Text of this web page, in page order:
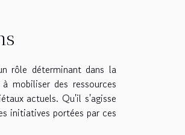
rôle déterminant dans la
mobiliser des ressources
actuels. Qu'il s'agisse
initiatives portées par ces